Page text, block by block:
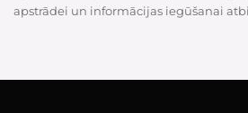
apstrādei un informācijas iegūšanai